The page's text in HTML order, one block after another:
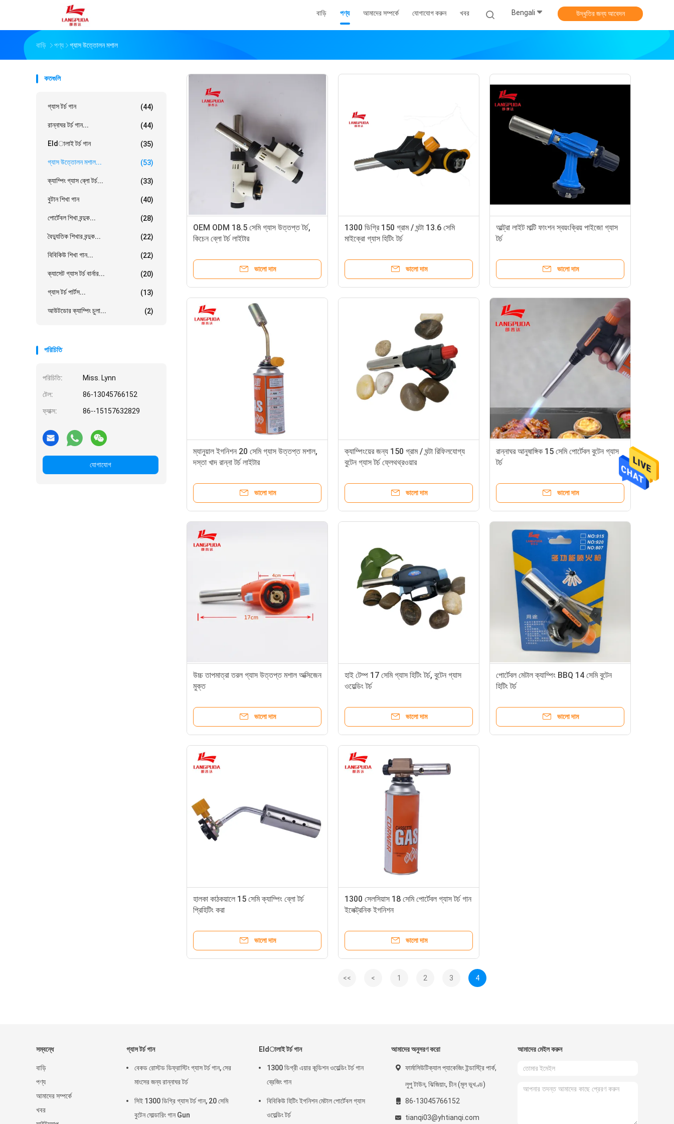
বাড়ি পণ্য আমাদের সম্পর্কে যোগাযোগ করুন খবর Bengali উদ্ধৃতির জন্য আবেদন
বাড়ি পণ্য গ্যাস উত্তোলন মশাল
কতগুলি
গ্যাস টর্চ গান (44)
রান্নাঘর টর্চ গান... (44)
Eldালাই টর্চ গান (35)
গ্যাস উত্তোলন মশাল... (53)
ক্যাম্পিং গ্যাস ব্লো টর্চ... (33)
বুটান শিখা গান (40)
পোর্টেবল শিখা বন্দুক... (28)
বৈদ্যুতিক শিখার বন্দুক... (22)
বিবিকিউ শিখা গান... (22)
ক্যাসেট গ্যাস টর্চ বার্নার... (20)
গ্যাস টর্চ পার্টস... (13)
আউটডোর ক্যাম্পিং চুলা... (2)
পরিচিতি
পরিচিতি: Miss. Lynn
টেল: 86-13045766152
ফ্যাক্স: 86--15157632829
যোগাযোগ
OEM ODM 18.5 সেমি গ্যাস উত্তপ্ত টর্চ,
কিচেন ব্লো টর্চ লাইটার
ভালো দাম
1300 ডিগ্রি 150 গ্রাম / ঘন্টা 13.6 সেমি
মাইক্রো গ্যাস হিটিং টর্চ
ভালো দাম
আল্ট্রা লাইট মাল্টি ফাংশন স্বয়ংক্রিয় পাইজো গ্যাস
টর্চ
ভালো দাম
ম্যানুয়াল ইগনিশন 20 সেমি গ্যাস উত্তপ্ত মশাল,
দস্তা খাদ রান্না টর্চ লাইটার
ভালো দাম
ক্যাম্পিংয়ের জন্য 150 গ্রাম / ঘন্টা রিফিলযোগ্য
বুটেন গ্যাস টর্চ ফ্লেথথ্রওয়ার
ভালো দাম
রান্নাঘর আনুষাঙ্গিক 15 সেমি পোর্টেবল বুটেন গ্যাস
টর্চ
ভালো দাম
উচ্চ তাপমাত্রা তরল গ্যাস উত্তপ্ত মশাল অক্সিজেন
মুক্ত
ভালো দাম
হাই টেম্প 17 সেমি গ্যাস হিটিং টর্চ, বুটেন গ্যাস
ওয়েল্ডিং টর্চ
ভালো দাম
পোর্টেবল মেটাল ক্যাম্পিং BBQ 14 সেমি বুটেন
হিটিং টর্চ
ভালো দাম
হালকা কাঠকয়ালে 15 সেমি ক্যাম্পিং ব্লো টর্চ
প্রিহিটিং করা
ভালো দাম
1300 সেলসিয়াস 18 সেমি পোর্টেবল গ্যাস টর্চ গান
ইলেক্ট্রনিক ইগনিশন
ভালো দাম
<< < 1 2 3 4
সম্বন্ধে
বাড়ি
পণ্য
আমাদের সম্পর্কে
খবর
গ্যাস টর্চ গান
বেকড রোস্টড ডিফ্রাস্টিং গ্যাস টর্চ গান, সের
মাংসের জন্য রান্নাঘর টর্চ
সিই 1300 ডিগ্রি গ্যাস টর্চ গান, 20 সেমি
বুটেন সোল্ডারিং গান Gun
Eldালাই টর্চ গান
1300 ডিগ্রী এয়ার কন্ডিশন ওয়েল্ডিং টর্চ গান
ব্রেজিং গান
বিবিকিউ হিটিং ইগনিশন মেটাল পোর্টেবল গ্যাস
ওয়েল্ডিং টর্চ
আমাদের অনুসরণ করো
ফার্মাসিউটিক্যাল প্যাকেজিং ইন্ডাস্ট্রি পার্ক,
লুপু টাউন, ঝিজিয়াং, চীন (মূল ভূখণ্ড)
86-13045766152
tianqi03@yhtianqi.com
আমাদের মেইল ​​করুন